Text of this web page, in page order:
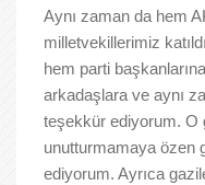
Aynı zaman da hem
milletvekillerimiz
hem parti
arkadaşlara ve aynı
teşekkür ediyorum. O
unutturmamaya özen
ediyorum. Ayrıca